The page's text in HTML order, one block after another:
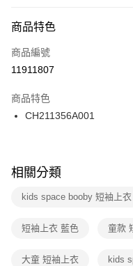
３．安心：先確認商品／服務後
【「AFTEE先享後付」結帳流程
１．於結帳方式選擇「AFTEE
２．訂單成立數日內，您將收
３．收到繳費通知簡訊後14天
ATM／網路銀行／等多元方式
※ 交易是否成功請以「AFTEE
是否繳費成功／繳費後需取消
客戶支援中心」https://
１．透過由恩沛科技股份有限
權轉讓予恩沛科技股份有限公
每筆NT$100，滿NT$1,500(
宅配
每筆NT$100，滿NT$1,500(
付款後門市自取
每筆NT$100，滿NT$1,500(
商品特色
商品編號
11911807
商品特色
CH211356A001
相關分類
kids space booby 短袖上衣
短袖上衣 藍色 童款
大童 短袖上衣 kids